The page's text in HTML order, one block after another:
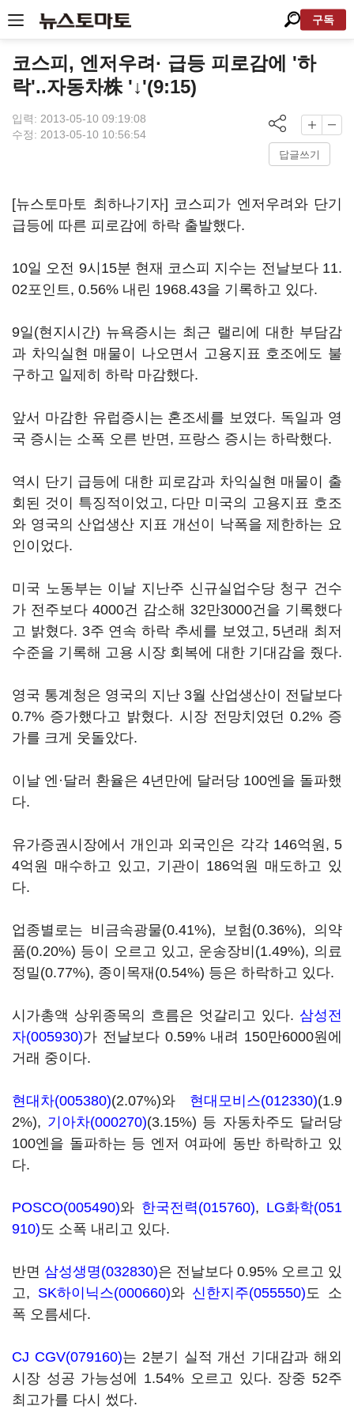
구독
코스피, 엔저우려· 급등 피로감에 '하
락'..자동차株 '↓'(9:15)
입력: 2013-05-10 09:19:08
수정: 2013-05-10 10:56:54
답글쓰기
[뉴스토마토 최하나기자] 코스피가 엔저우려와 단기
급등에 따른 피로감에 하락 출발했다.
10일 오전 9시15분 현재 코스피 지수는 전날보다 11.
02포인트, 0.56% 내린 1968.43을 기록하고 있다.
9일(현지시간) 뉴욕증시는 최근 랠리에 대한 부담감
과 차익실현 매물이 나오면서 고용지표 호조에도 불
구하고 일제히 하락 마감했다.
앞서 마감한 유럽증시는 혼조세를 보였다. 독일과 영
국 증시는 소폭 오른 반면, 프랑스 증시는 하락했다.
역시 단기 급등에 대한 피로감과 차익실현 매물이 출
회된 것이 특징적이었고, 다만 미국의 고용지표 호조
와 영국의 산업생산 지표 개선이 낙폭을 제한하는 요
인이었다.
미국 노동부는 이날 지난주 신규실업수당 청구 건수
가 전주보다 4000건 감소해 32만3000건을 기록했다
고 밝혔다. 3주 연속 하락 추세를 보였고, 5년래 최저
수준을 기록해 고용 시장 회복에 대한 기대감을 줬다.
영국 통계청은 영국의 지난 3월 산업생산이 전달보다
0.7% 증가했다고 밝혔다. 시장 전망치였던 0.2% 증
가를 크게 웃돌았다.
이날 엔·달러 환율은 4년만에 달러당 100엔을 돌파했
다.
유가증권시장에서 개인과 외국인은 각각 146억원, 5
4억원 매수하고 있고, 기관이 186억원 매도하고 있
다.
업종별로는 비금속광물(0.41%), 보험(0.36%), 의약
품(0.20%) 등이 오르고 있고, 운송장비(1.49%), 의료
정밀(0.77%), 종이목재(0.54%) 등은 하락하고 있다.
시가총액 상위종목의 흐름은 엇갈리고 있다. 삼성전
자(005930)가 전날보다 0.59% 내려 150만6000원에
거래 중이다.
현대차(005380)(2.07%)와 현대모비스(012330)(1.9
2%), 기아차(000270)(3.15%) 등 자동차주도 달러당
100엔을 돌파하는 등 엔저 여파에 동반 하락하고 있
다.
POSCO(005490)와 한국전력(015760), LG화학(051
910)도 소폭 내리고 있다.
반면 삼성생명(032830)은 전날보다 0.95% 오르고 있
고, SK하이닉스(000660)와 신한지주(055550)도 소
폭 오름세다.
CJ CGV(079160)는 2분기 실적 개선 기대감과 해외
시장 성공 가능성에 1.54% 오르고 있다. 장중 52주
최고가를 다시 썼다.